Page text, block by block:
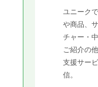
ユニーク
や商品、
チャー・
ご紹介の
支援サー
信。